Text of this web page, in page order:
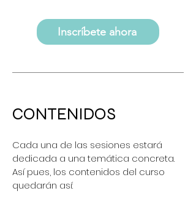
Inscríbete ahora
CONTENIDOS
Cada una de las sesiones estará
dedicada a una temática concreta.
Así pues, los contenidos del curso
quedarán así: